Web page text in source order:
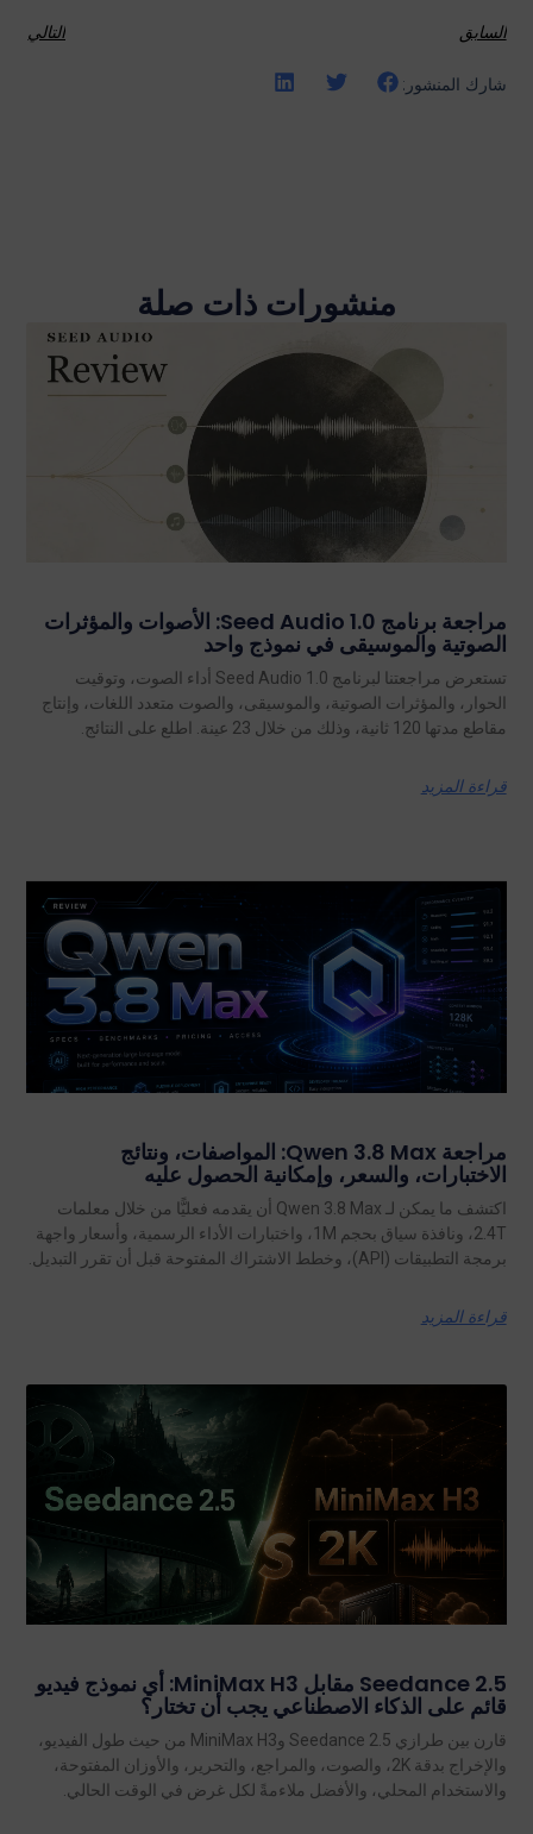
السابق التالي
شارك المنشور:
منشورات ذات صلة
مراجعة برنامج Seed Audio 1.0: الأصوات والمؤثرات
الصوتية والموسيقى في نموذج واحد
تستعرض مراجعتنا لبرنامج Seed Audio 1.0 أداء الصوت، وتوقيت
الحوار، والمؤثرات الصوتية، والموسيقى، والصوت متعدد اللغات، وإنتاج
مقاطع مدتها 120 ثانية، وذلك من خلال 23 عينة. اطلع على النتائج.
قراءة المزيد
مراجعة Qwen 3.8 Max: المواصفات، ونتائج
الاختبارات، والسعر، وإمكانية الحصول عليه
اكتشف ما يمكن لـ Qwen 3.8 Max أن يقدمه فعليًّا من خلال معلمات
2.4T، ونافذة سياق بحجم 1M، واختبارات الأداء الرسمية، وأسعار واجهة
برمجة التطبيقات (API)، وخطط الاشتراك المفتوحة قبل أن تقرر التبديل.
قراءة المزيد
Seedance 2.5 مقابل MiniMax H3: أي نموذج فيديو
قائم على الذكاء الاصطناعي يجب أن تختار؟
قارن بين طرازي Seedance 2.5 وMiniMax H3 من حيث طول الفيديو،
والإخراج بدقة 2K، والصوت، والمراجع، والتحرير، والأوزان المفتوحة،
والاستخدام المحلي، والأفضل ملاءمةً لكل غرض في الوقت الحالي.